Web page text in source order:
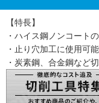
【特長】
・ハイス鋼ノンコート
・止り穴加工に使用可能
・炭素鋼、合金鋼など